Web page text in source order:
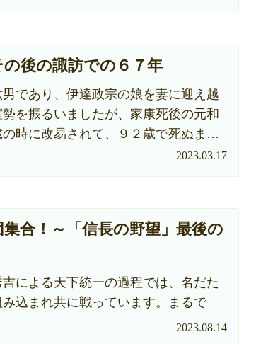
後の諏訪での６７年
であり、伊達政宗の娘を妻に迎え越
を振るいましたが、家康死後の元和
時に改易されて、９２歳で死ぬまで
2023.03.17
合！～「信長の野望」最後の
による天下統一の過程では、名だた
込まれ共に戦っています。まるで
のような圧倒的陣営で行われた戦いの
2023.08.14